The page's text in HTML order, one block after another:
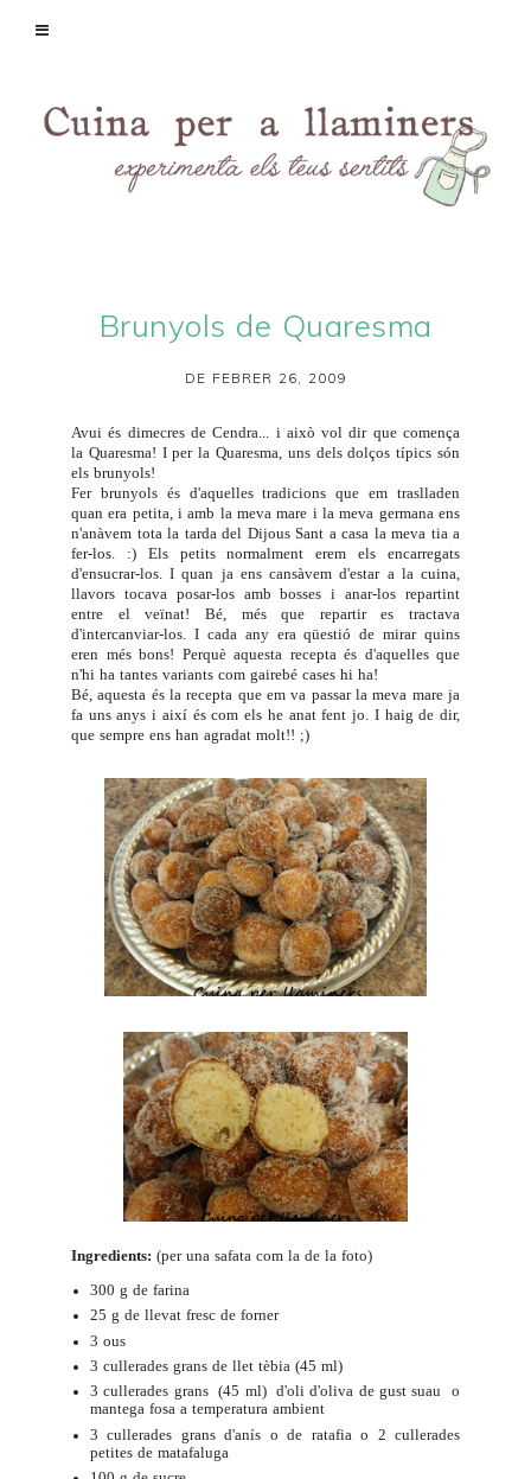
Brunyols de Quaresma
DE FEBRER 26, 2009
Avui és dimecres de Cendra... i això vol dir que comença
la Quaresma! I per la Quaresma, uns dels dolços típics són
els brunyols!
Fer brunyols és d'aquelles tradicions que em traslladen
quan era petita, i amb la meva mare i la meva germana ens
n'anàvem tota la tarda del Dijous Sant a casa la meva tia a
fer-los. :) Els petits normalment erem els encarregats
d'ensucrar-los. I quan ja ens cansàvem d'estar a la cuina,
llavors tocava posar-los amb bosses i anar-los repartint
entre el veïnat! Bé, més que repartir es tractava
d'intercanviar-los. I cada any era qüestió de mirar quins
eren més bons! Perquè aquesta recepta és d'aquelles que
n'hi ha tantes variants com gairebé cases hi ha!
Bé, aquesta és la recepta que em va passar la meva mare ja
fa uns anys i així és com els he anat fent jo. I haig de dir,
que sempre ens han agradat molt!! ;)
Ingredients: (per una safata com la de la foto)
300 g de farina
25 g de llevat fresc de forner
3 ous
3 cullerades grans de llet tèbia (45 ml)
3 cullerades grans (45 ml) d'oli d'oliva de gust suau o
mantega fosa a temperatura ambient
3 cullerades grans d'anís o de ratafia o 2 cullerades
petites de matafaluga